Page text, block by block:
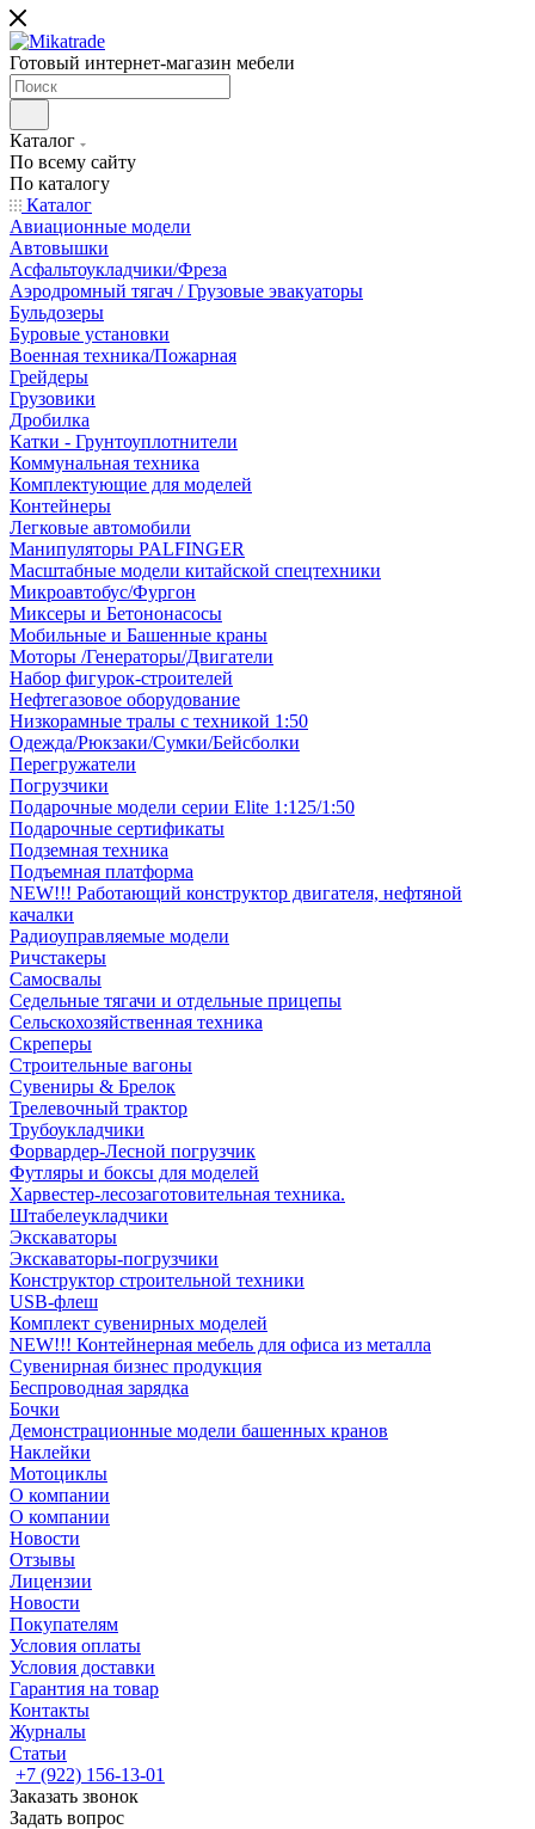
Готовый интернет-магазин мебели
Каталог
По всему сайту
По каталогу
Каталог
Авиационные модели
Автовышки
Асфальтоукладчики/Фреза
Аэродромный тягач / Грузовые эвакуаторы
Бульдозеры
Буровые установки
Военная техника/Пожарная
Грейдеры
Грузовики
Дробилка
Катки - Грунтоуплотнители
Коммунальная техника
Комплектующие для моделей
Контейнеры
Легковые автомобили
Манипуляторы PALFINGER
Масштабные модели китайской спецтехники
Микроавтобус/Фургон
Миксеры и Бетононасосы
Мобильные и Башенные краны
Моторы /Генераторы/Двигатели
Набор фигурок-строителей
Нефтегазовое оборудование
Низкорамные тралы с техникой 1:50
Одежда/Рюкзаки/Сумки/Бейсболки
Перегружатели
Погрузчики
Подарочные модели серии Elite 1:125/1:50
Подарочные сертификаты
Подземная техника
Подъемная платформа
NEW!!! Работающий конструктор двигателя, нефтяной
качалки
Радиоуправляемые модели
Ричстакеры
Самосвалы
Седельные тягачи и отдельные прицепы
Сельскохозяйственная техника
Скреперы
Строительные вагоны
Сувениры & Брелок
Трелевочный трактор
Трубоукладчики
Форвардер-Лесной погрузчик
Футляры и боксы для моделей
Харвестер-лесозаготовительная техника.
Штабелеукладчики
Экскаваторы
Экскаваторы-погрузчики
Конструктор строительной техники
USB-флеш
Комплект сувенирных моделей
NEW!!! Контейнерная мебель для офиса из металла
Сувенирная бизнес продукция
Беспроводная зарядка
Бочки
Демонстрационные модели башенных кранов
Наклейки
Мотоциклы
О компании
О компании
Новости
Отзывы
Лицензии
Новости
Покупателям
Условия оплаты
Условия доставки
Гарантия на товар
Контакты
Журналы
Статьи
+7 (922) 156-13-01
Заказать звонок
Задать вопрос